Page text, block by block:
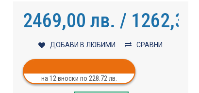
2469,00 лв. / 1262,38
ДОБАВИ В ЛЮБИМИ СРАВНИ
на 12 вноски по 228.72 лв.